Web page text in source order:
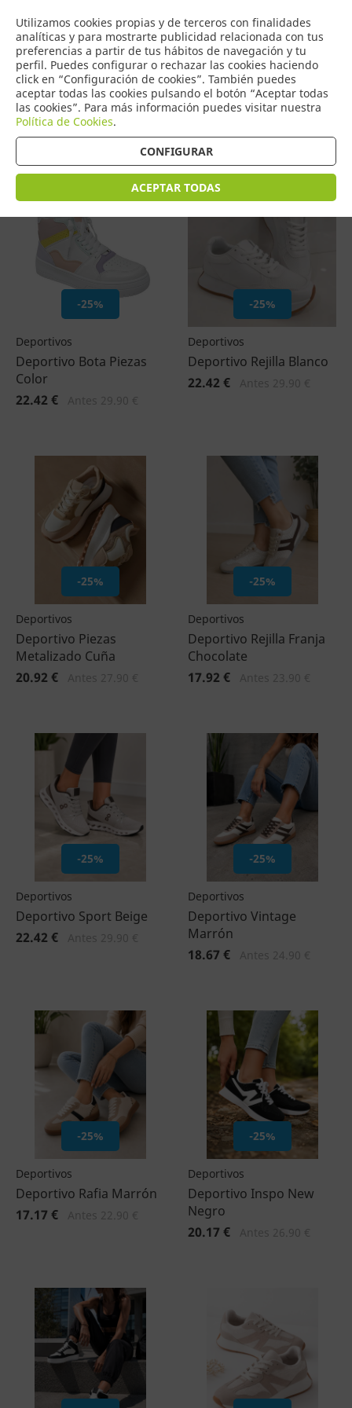
Utilizamos cookies propias y de terceros con finalidades
analíticas y para mostrarte publicidad relacionada con tus
preferencias a partir de tus hábitos de navegación y tu
perfil. Puedes configurar o rechazar las cookies haciendo
click en “Configuración de cookies”. También puedes
aceptar todas las cookies pulsando el botón “Aceptar todas
las cookies”. Para más información puedes visitar nuestra
Política de Cookies.
CONFIGURAR
ACEPTAR TODAS
0
COMERCIO
DE TORRIJOS
Productos (24)
Ordenar por precio
-25%
Deportivos
Deportivo Bota Piezas
Color
22.42 €
-25%
Deportivos
Deportivo Rejilla Blanco
22.42 €
-25%
Deportivos
Deportivo Piezas
Metalizado Cuña
20.92 €
-25%
Deportivos
Deportivo Rejilla Franja
Chocolate
17.92 €
-25%
Deportivos
Deportivo Sport Beige
22.42 €
-25%
Deportivos
Deportivo Vintage
Marrón
18.67 €
-25%
Deportivos
Deportivo Rafia Marrón
17.17 €
-25%
Deportivos
Deportivo Inspo New
Negro
20.17 €